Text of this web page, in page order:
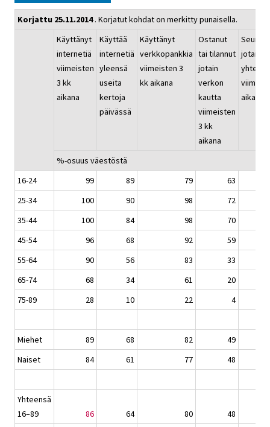
Korjattu 25.11.2014. Korjatut kohdat on merkitty punaisella.
Käyttänyt
internetiä
viimeisten
3 kk
aikana
Käyttää
internetiä
yleensä
useita
kertoja
päivässä
Käyttänyt
verkkopankkia
viimeisten 3
kk aikana
Ostanut
tai tilannut
jotain
verkon
kautta
viimeisten
3 kk
aikana
jotain
aikana
%-osuus väestöstä
16-24
99 89 79
63
25-34
100 90 98
72
35-44
100 84 98
70
45-54
96 68 92
59
55-64
90 56 83
33
65-74
68 34 61
20
75-89
28 10 22 4
Miehet 89 68 82
49
Naiset
84 61 77 48
Yhteensä
16–89
86 64 80
48